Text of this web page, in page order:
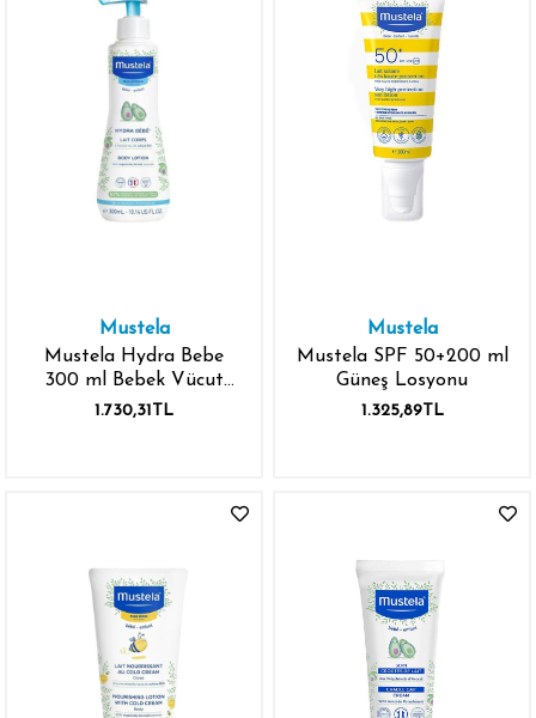
Mustela
Mustela Hydra Bebe
300 ml Bebek Vücut
Losyonu
1.730,31TL
Mustela
Mustela SPF 50+200 ml
Güneş Losyonu
1.325,89TL